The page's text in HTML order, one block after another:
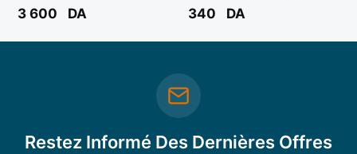
3 600 DA 340 DA
Restez Informé Des Dernières Offres